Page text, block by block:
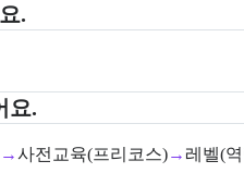
.
각각 묶어서 안내한다.
요.
세 참고사항을 안내한다.
→사전교육(프리코스)→ 레벨(